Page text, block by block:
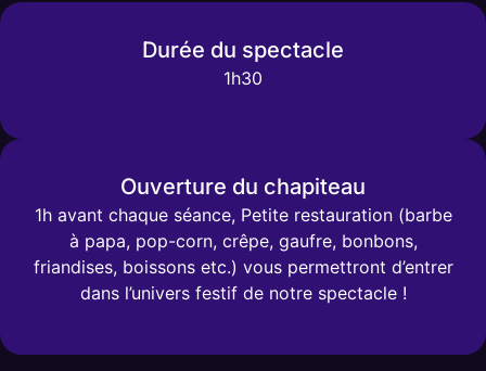
Durée du spectacle
1h30
Ouverture du chapiteau
1h avant chaque séance, Petite restauration (barbe
à papa, pop-corn, crêpe, gaufre, bonbons,
friandises, boissons etc.) vous permettront d’entrer
dans l’univers festif de notre spectacle !